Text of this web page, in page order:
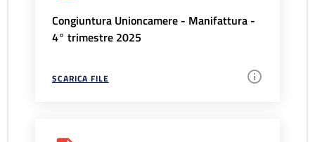
Congiuntura Unioncamere - Manifattura -
4° trimestre 2025
SCARICA FILE